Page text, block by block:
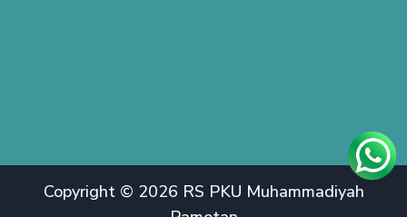
Copyright © 2026 RS PKU Muhammadiyah